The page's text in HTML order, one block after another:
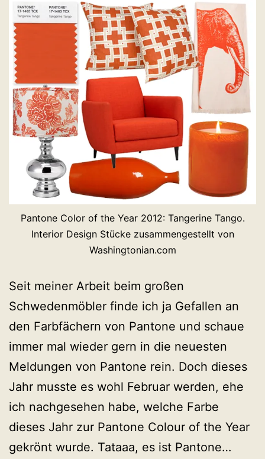
Pantone Color of the Year 2012: Tangerine Tango.
Interior Design Stücke zusammengestellt von
Washingtonian.com
Seit meiner Arbeit beim großen
Schwedenmöbler finde ich ja Gefallen an
den Farbfächern von Pantone und schaue
immer mal wieder gern in die neuesten
Meldungen von Pantone rein. Doch dieses
Jahr musste es wohl Februar werden, ehe
ich nachgesehen habe, welche Farbe
dieses Jahr zur Pantone Colour of the Year
gekrönt wurde. Tataaa, es ist Pantone…